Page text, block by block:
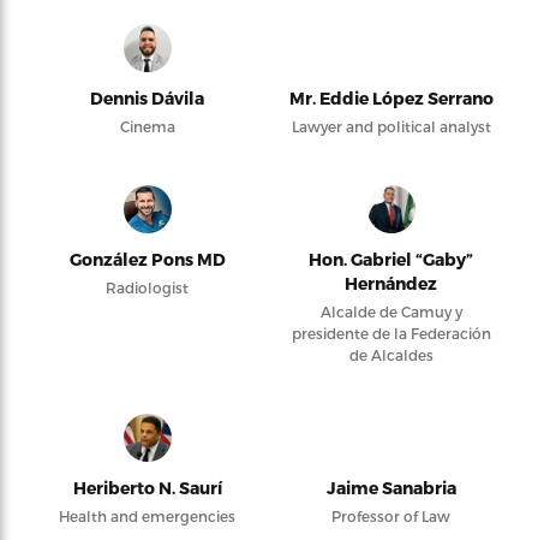
Dennis Dávila
Cinema
Mr. Eddie López Serrano
Lawyer and political analyst
González Pons MD
Radiologist
Hon. Gabriel “Gaby”
Hernández
Alcalde de Camuy y
presidente de la Federación
de Alcaldes
Heriberto N. Saurí
Health and emergencies
Jaime Sanabria
Professor of Law